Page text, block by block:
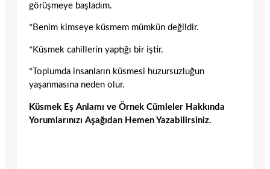
görüşmeye başladım.
*Benim kimseye küsmem mümkün değildir.
*Küsmek cahillerin yaptığı bir iştir.
*Toplumda insanların küsmesi huzursuzluğun
yaşanmasına neden olur.
Küsmek Eş Anlamı ve Örnek Cümleler Hakkında
Yorumlarınızı Aşağıdan Hemen Yazabilirsiniz.